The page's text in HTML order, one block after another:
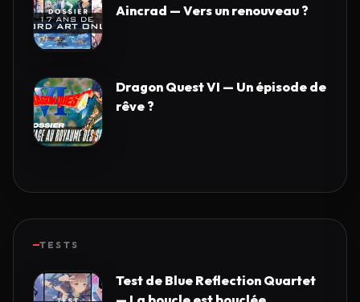
Aincrad — Vers un renouveau ?
Dragon Quest VI — Un épisode de
rêve ?
TESTS
Test de Blue Reflection Quartet